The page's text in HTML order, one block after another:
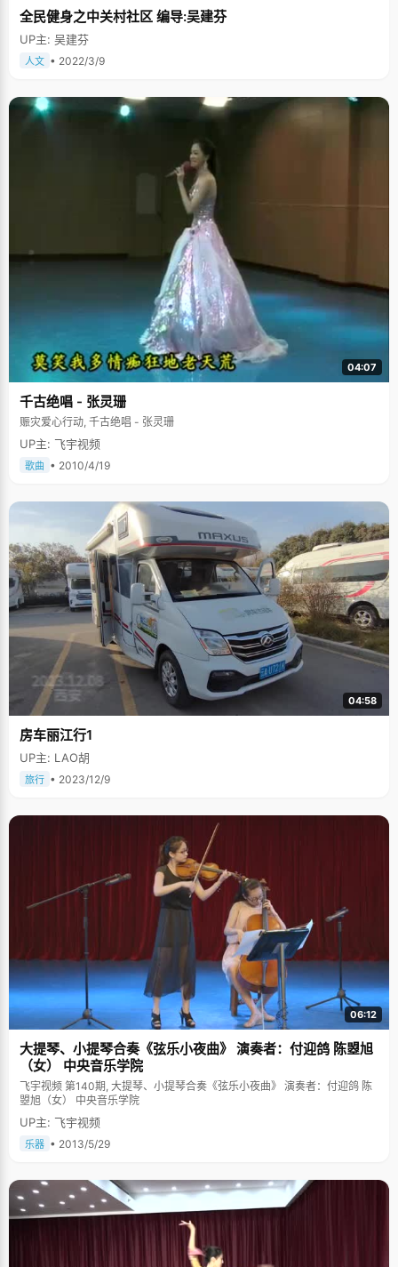
全民健身之中关村社区 编导:吴建芬
UP主: 吴建芬
人文 • 2022/3/9
04:07
千古绝唱 - 张灵珊
赈灾爱心行动, 千古绝唱 - 张灵珊
UP主: 飞宇视频
歌曲 • 2010/4/19
04:58
房车丽江行1
UP主: LAO胡
旅行 • 2023/12/9
06:12
大提琴、小提琴合奏《弦乐小夜曲》 演奏者：付迎鸽 陈曌旭
（女） 中央音乐学院
飞宇视频 第140期, 大提琴、小提琴合奏《弦乐小夜曲》 演奏者：付迎鸽 陈
曌旭（女） 中央音乐学院
UP主: 飞宇视频
乐器 • 2013/5/29